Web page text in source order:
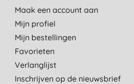
Maak een account aan
Mijn profiel
Mijn bestellingen
Favorieten
Verlanglijst
Inschrijven op de nieuwsbrief